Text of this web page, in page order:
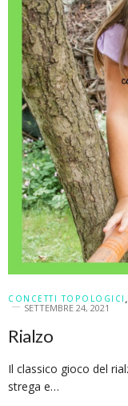
CONCETTI TOPOLOGICI ,
SETTEMBRE 24, 2021
Rialzo
Il classico gioco del
strega e…